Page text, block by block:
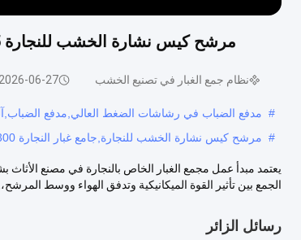
مرشح كيس نشارة الخشب للنجارة 0.5 ميكرون، مجمع غبار الأكياس من الصفائح المجلفنة المجمعة
نظام جمع الغبار في تصنيع الخشب 2026-06-27
# مدفع الضباب في رشاشات الضغط العالي,مدفع
# مرشح كيس نشارة الخشب للنجارة,جامع غبار النجارة 300 متر مربع,جامع غبار النجارة 0.5 ميكرون
يعتمد مبدأ عمل مجمع الغبار الخاص بالنجارة في مصنع
الجمع بين تأثير القوة الميكانيكية وتدفق الهواء ووسط المرشح،...
رسائل الزائر